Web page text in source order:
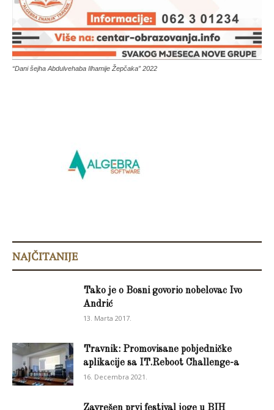
“Dani šejha Abdulvehaba Ilhamije Žepčaka” 2022
NAJČITANIJE
Tako je o Bosni govorio nobelovac Ivo
Andrić
13. Marta 2017.
Travnik: Promovisane pobjedničke
aplikacije sa IT.Reboot Challenge-a
16. Decembra 2021.